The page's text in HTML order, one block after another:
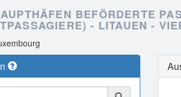
BEFÖRDERTE
- LITAUEN -